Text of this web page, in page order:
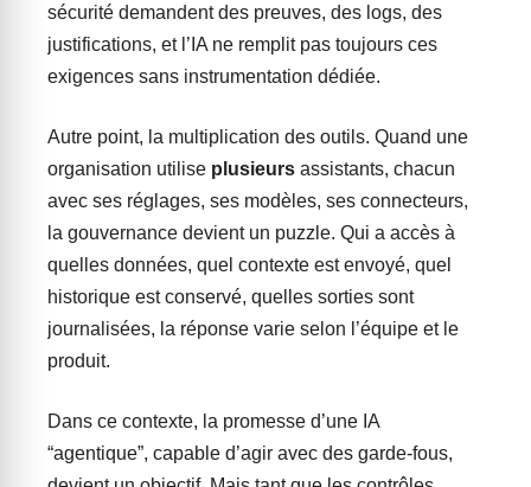
sécurité demandent des preuves, des logs, des
justifications, et l’IA ne remplit pas toujours ces
exigences sans instrumentation dédiée.
Autre point, la multiplication des outils. Quand une
organisation utilise plusieurs assistants, chacun
avec ses réglages, ses modèles, ses connecteurs,
la gouvernance devient un puzzle. Qui a accès à
quelles données, quel contexte est envoyé, quel
historique est conservé, quelles sorties sont
journalisées, la réponse varie selon l’équipe et le
produit.
Dans ce contexte, la promesse d’une IA
“agentique”, capable d’agir avec des garde-fous,